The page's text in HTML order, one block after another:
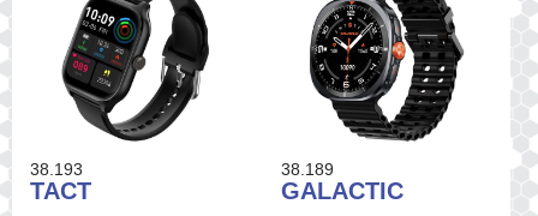
38.193
TACT
38.189
GALACTIC